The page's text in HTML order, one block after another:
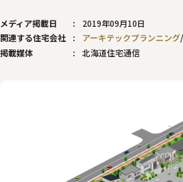
北見(オホーツク)版
メディア掲載日
2019年09月10日
関連する住宅会社
アーキテックプランニング
掲載媒体
北海道住宅通信